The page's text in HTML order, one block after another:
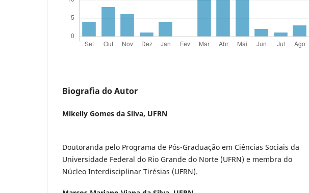
Biografia do Autor
Mikelly Gomes da Silva, UFRN
Doutoranda pelo Programa de Pós-Graduação em Ciências Sociais da
Universidade Federal do Rio Grande do Norte (UFRN) e membra do
Núcleo Interdisciplinar Tirésias (UFRN).